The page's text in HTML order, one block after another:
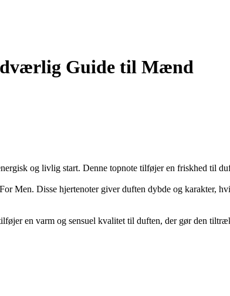
Guide til Mænd
og livlig start. Denne topnote tilføjer en friskhed til
Men. Disse hjertenoter giver duften dybde og karakter,
en varm og sensuel kvalitet til duften, der gør den